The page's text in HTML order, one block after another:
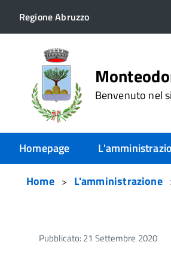
Regione Abruzzo
Benvenuto nel
Homepage
Home L'amministrazione
Pubblicato: 21 Settembre 2020